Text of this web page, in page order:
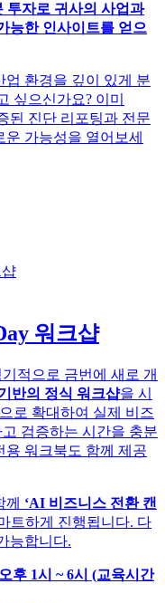
투자로 귀사의 사업과
능한 인사이트를 얻으
업 환경을 깊이 있게 분
싶으신가요? 이미
된 진단 리포팅과 전문
가능성을 열어보세
워크샵
적으로 금번에 새로 개
반의 정식 워크샵을 시
로 확대하여 실제 비즈
검증하는 시간을 충분
용 워크북도 함께 제공
께 ‘AI 비즈니스 전환 캔
트하게 진행됩니다. 다
능합니다.
후 1시 ~ 6시 (교육시간